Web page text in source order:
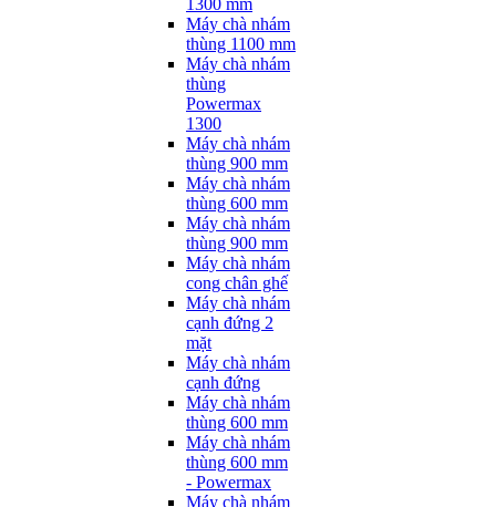
1300 mm
Máy chà nhám
thùng 1100 mm
Máy chà nhám
thùng
Powermax
1300
Máy chà nhám
thùng 900 mm
Máy chà nhám
thùng 600 mm
Máy chà nhám
thùng 900 mm
Máy chà nhám
cong chân ghế
Máy chà nhám
cạnh đứng 2
mặt
Máy chà nhám
cạnh đứng
Máy chà nhám
thùng 600 mm
Máy chà nhám
thùng 600 mm
- Powermax
Máy chà nhám